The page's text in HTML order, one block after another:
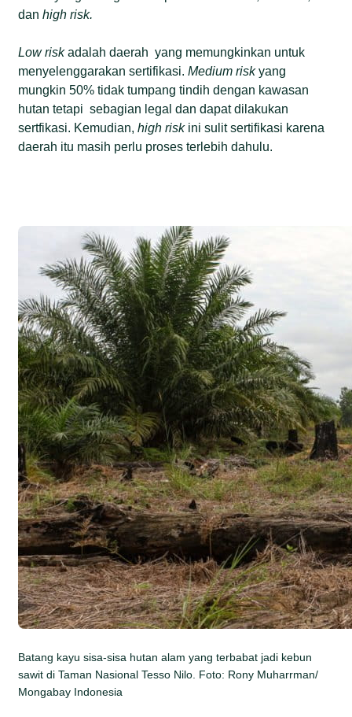
danhigh risk.
Low riskadalah daerah yang memungkinkan untuk
menyelenggarakan sertifikasi.Medium riskyang
mungkin 50% tidak tumpang tindih dengan kawasan
hutan tetapi sebagian legal dan dapat dilakukan
sertfikasi. Kemudian,high riskini sulit sertifikasi karena
daerah itu masih perlu proses terlebih dahulu.
Batang kayu sisa-sisa hutan alam yang terbabat jadi kebun
sawit di Taman Nasional Tesso Nilo. Foto: Rony Muharrman/
Mongabay Indonesia